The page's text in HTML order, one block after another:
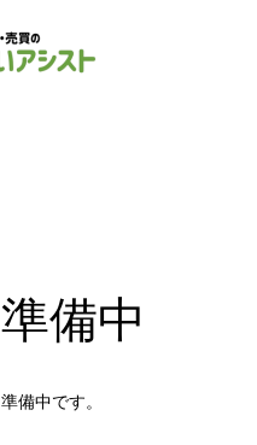
準備中
準備中です。